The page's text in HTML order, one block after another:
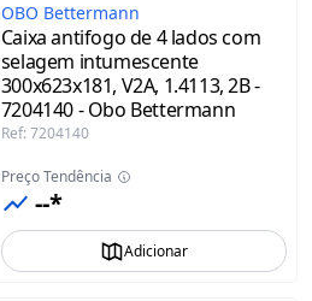
OBO Bettermann
Caixa antifogo de 4 lados com
selagem intumescente
300x623x181, V2A, 1.4113, 2B -
7204140 - Obo Bettermann
Ref: 7204140
Preço Tendência
--*
Adicionar